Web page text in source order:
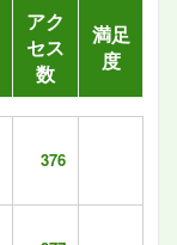
アク
セス
数
満足
度
376